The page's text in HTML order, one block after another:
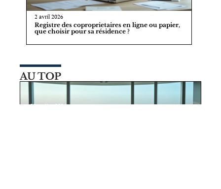
2 avril 2026
Registre des coproprietaires en ligne ou papier,
que choisir pour sa résidence ?
AU TOP
29 juillet 2026